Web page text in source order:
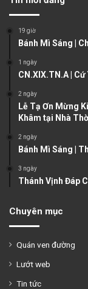
19 giờ
Bánh Mì Sáng |
1 ngày
CN.XIX.TN.A | Cứ
2 ngày
Lễ Tạ Ơn Mừng
Khâm tại Nhà
2 ngày
Bánh Mì Sáng |
3 ngày
Thánh Vịnh Đáp
Chuyên mục
Quán ven đường
Lướt web
Tin tức